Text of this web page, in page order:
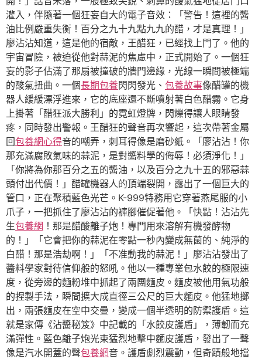
灌入，伴隨著一個狂妄自大的電子音效：「警告！這裡的醬
油比例嚴重失衡！百分之九十九點九九的醋，才是真理！」
廖沾沾知道，這是他的宿敵，王醋狂，已經找上門了。他的
宇宙冒險，被迫從他對蒜泥的焦慮中，正式開始了。一個狂
妄的影子佔滿了那扇被撞破的牆門邊緣，光線一瞬間被極端
的酸氣扭曲。一個長期包養閃閃發光、 包養故事像醋罐的機
器人緩緩漂浮進來，它的底座還不斷噴射著白色醋霧。它身
上掛著「醋狂派大勝利」的霓虹燈牌，閃爍得讓人眼睛發
疼，同時發出警報。王醋狂的聲音再次響起，這次帶著金屬
回包養網心得音的嘲弄，刺耳得像是磨砂紙。「廖沾沾！你
那充滿腐敗氣味的蒜泥，是對醬料學的侮辱！必須淨化！」
「你將為你那百分之五的醬油，以及百分之九十五的邪惡蒜
頭付出代價！」醋罐機器人的頂端裂開，露出了一個巨大的
管口，正在聚積藍色光芒。K-999特務用它穿著燕尾服的小
爪子，一把抓住了廖沾沾的褲腳催促著他。「快點！沾沾先
生包養網 ！那是醋酸離子炮！專門用來溶解有機發酵物
的！」「它會把你的蒜泥在零點一秒內變成無菌的、純淨的
白醋！那是浩劫啊！」「不准動我的蒜泥！」廖沾沾發出了
醬料學家對待信仰般的怒吼。他以一種專業包水餃的極限速
度，從旁邊的麵粉堆中抓起了兩團麵皮。麵皮被他用氣功般
的捏製手法，瞬間擴大成直徑三公尺的巨大麵皮。他猛地擲
出，兩張麵皮在空中交疊，變成一個半透明的防禦護盾。這
就是家傳《沾醬秘笈》中記載的「水餃皮護盾」，薄韌而充
滿彈性。藍色離子炮光束猛烈地擊中麵皮護盾，發出了一聲
像是汽水開蓋的聲包養網音。護盾劇烈震動，但奇蹟般地擋